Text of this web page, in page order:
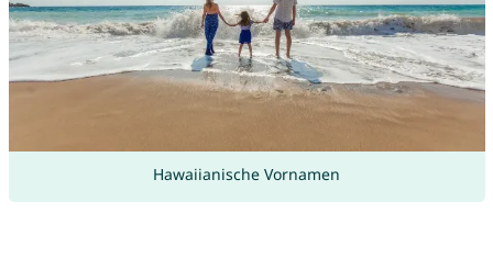
Hawaiianische Vornamen